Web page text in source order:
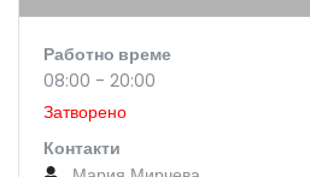
Работно време
08:00 - 20:00
Затворено
Контакти